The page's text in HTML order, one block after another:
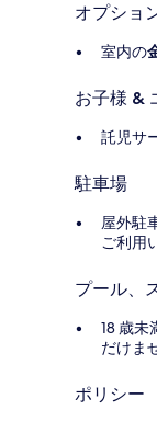
オプショ
室内の
お子様 &
託児サ
駐車場
屋外駐
ご利用
プール、
18 歳未
だけま
ポリシー